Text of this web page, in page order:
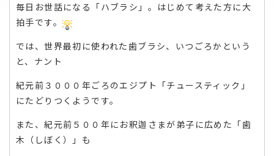
毎日お世話になる「ハブラシ」。はじめて考えた方に大
拍手です。
では、世界最初に使われた歯ブラシ、いつごろかという
と、ナント
紀元前３０００年ごろのエジプト「チュースティック」
にたどりつくようです。
また、紀元前５００年にお釈迦さまが弟子に広めた「歯
木（しぼく）」も